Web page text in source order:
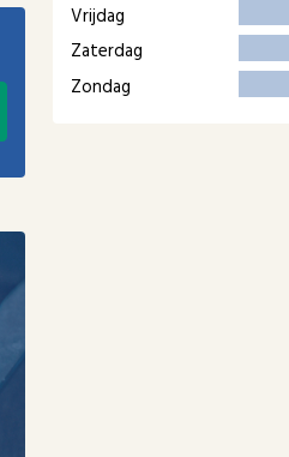
Vrijdag
Zaterdag
Zondag